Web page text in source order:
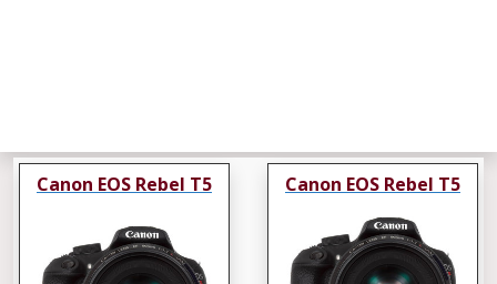
Canon EOS Rebel T5 Canon EOS Rebel T5